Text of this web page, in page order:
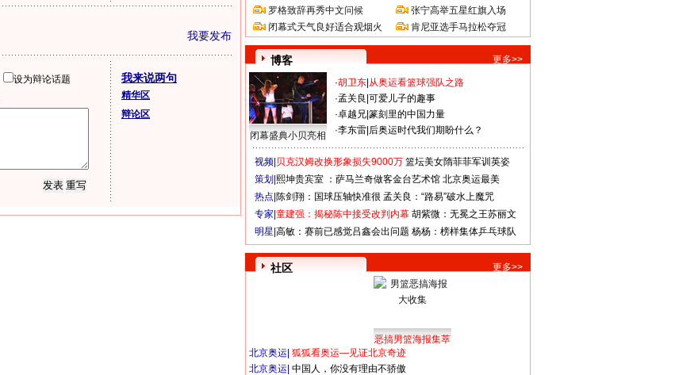
我要发布
设为辩论话题
我来说两句
精华区
辩论区
罗格致辞再秀中文问候
闭幕式天气良好适合观烟火
张宁高举五星红旗入场
肯尼亚选手马拉松夺冠
博客 更多>>
闭幕盛典小贝亮相
·胡卫东 从奥运看篮球强队之路
·孟关良 可爱儿子的趣事
·卓越兄 篆刻里的中国力量
·李东雷 后奥运时代我们期盼什么？
视频| 贝克汉姆改换形象损失9000万 篮坛美女隋菲菲军训英姿
策划| 熙坤贵宾室 ：萨马兰奇做客金台艺术馆 北京奥运最美
热点| 陈剑翔：国球压轴快准很 孟关良：“路易”破水上魔咒
专家| 童建强：揭秘陈中接受改判内幕 胡紫微：无冕之王苏丽文
明星| 高敏：赛前已感觉吕鑫会出问题 杨杨：榜样集体乒乓球队
社区 更多>>
恶搞男篮海报集萃
北京奥运 狐狐看奥运—见证北京奇迹
北京奥运 中国人，你没有理由不骄傲